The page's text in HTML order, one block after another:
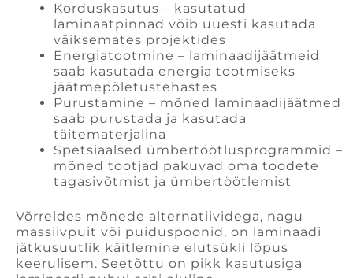
Korduskasutus – kasutatud
laminaatpinnad võib uuesti kasutada
väiksemates projektides
Energiatootmine – laminaadijäätmeid
saab kasutada energia tootmiseks
jäätmepõletustehastes
Purustamine – mõned laminaadijäätmed
saab purustada ja kasutada
täitematerjalina
Spetsiaalsed ümbertöötlusprogrammid –
mõned tootjad pakuvad oma toodete
tagasivõtmist ja ümbertöötlemist
Võrreldes mõnede alternatiividega, nagu
massiivpuit või puiduspoonid, on laminaadi
jätkusuutlik käitlemine elutsükli lõpus
keerulisem. Seetõttu on pikk kasutusiga